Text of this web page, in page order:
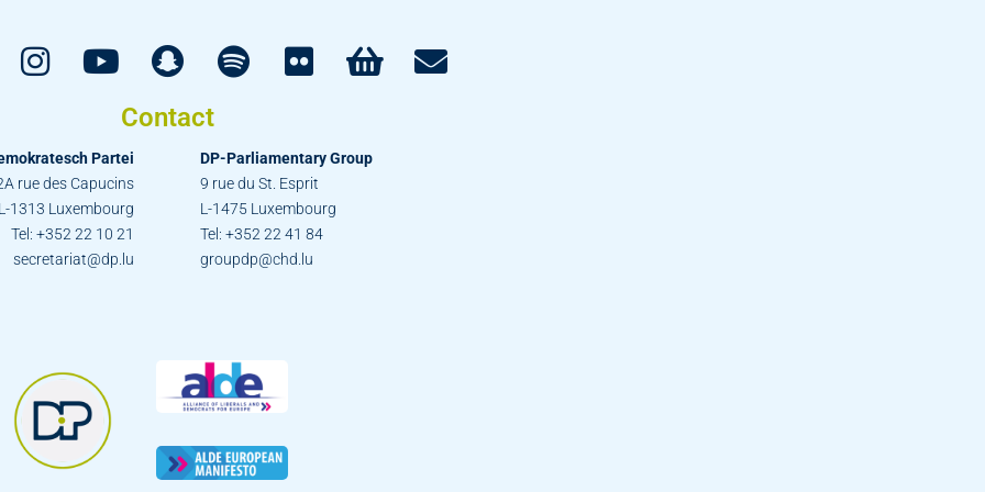
Contact
Partei
rue des Capucins
1313 Luxembourg
Tel: +352 22 10 21
secretariat@dp.lu
DP-Parliamentary Group
9 rue du St. Esprit
L-1475 Luxembourg
Tel: +352 22 41 84
groupdp@chd.lu